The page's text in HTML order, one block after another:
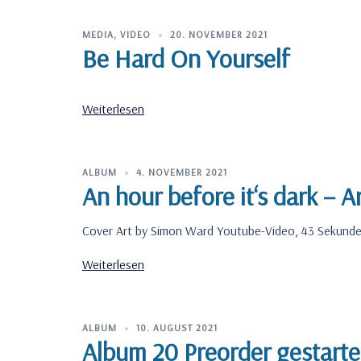
MEDIA, VIDEO 20. NOVEMBER 2021
Be Hard On Yourself
Weiterlesen
ALBUM 4. NOVEMBER 2021
An hour before it‘s dark –
Cover Art by Simon Ward Youtube-Video, 43
Weiterlesen
ALBUM 10. AUGUST 2021
Album 20 Preorder